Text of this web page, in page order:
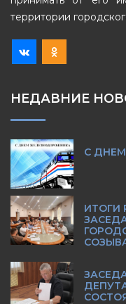
территории
НЕДАВНИЕ
С
ИТОГИ